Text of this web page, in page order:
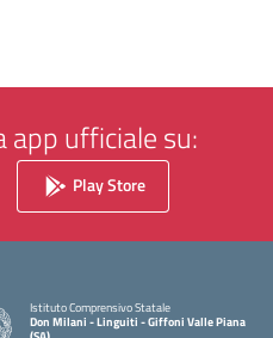
app ufficiale su:
Play Store
Istituto Comprensivo Statale
Don Milani - Linguiti - Giffoni Valle Piana